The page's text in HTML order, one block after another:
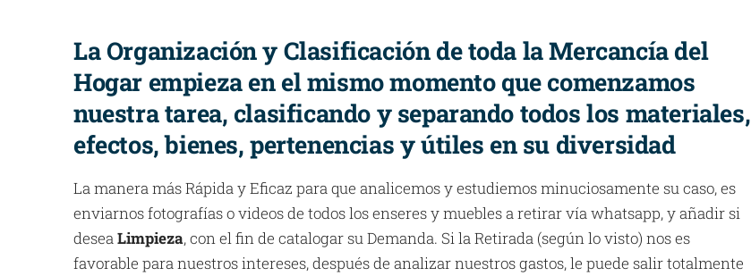
La Organización y Clasificación de toda la Mercancía del
Hogar empieza en el mismo momento que comenzamos
nuestra tarea, clasificando y separando todos los materiales,
efectos, bienes, pertenencias y útiles en su diversidad
La manera más Rápida y Eficaz para que analicemos y estudiemos minuciosamente su caso, es
enviarnos fotografías o videos de todos los enseres y muebles a retirar vía whatsapp, y añadir si
deseaLimpieza, con el fin de catalogar su Demanda. Si la Retirada (según lo visto) nos es
favorable para nuestros intereses, después de analizar nuestros gastos, le puede salir totalmente